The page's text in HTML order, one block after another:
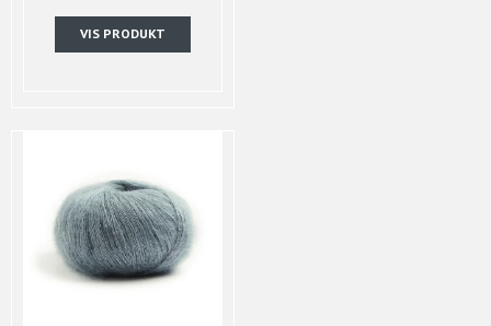
VIS PRODUKT